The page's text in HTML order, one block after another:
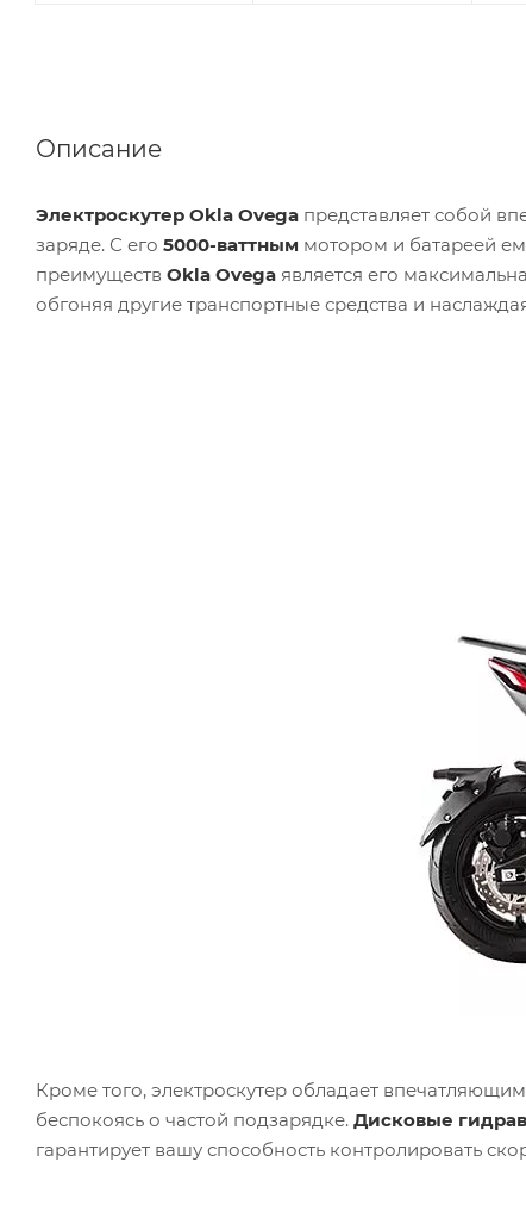
Описание
Электроскутер Okla Ovega представляет собой
заряде. С его 5000-ваттным мотором и батареей
преимуществ Okla Ovega является его
обгоняя другие транспортные средства и
Кроме того, электроскутер обладает
беспокоясь о частой подзарядке. Дисковые
гарантирует вашу способность контролировать